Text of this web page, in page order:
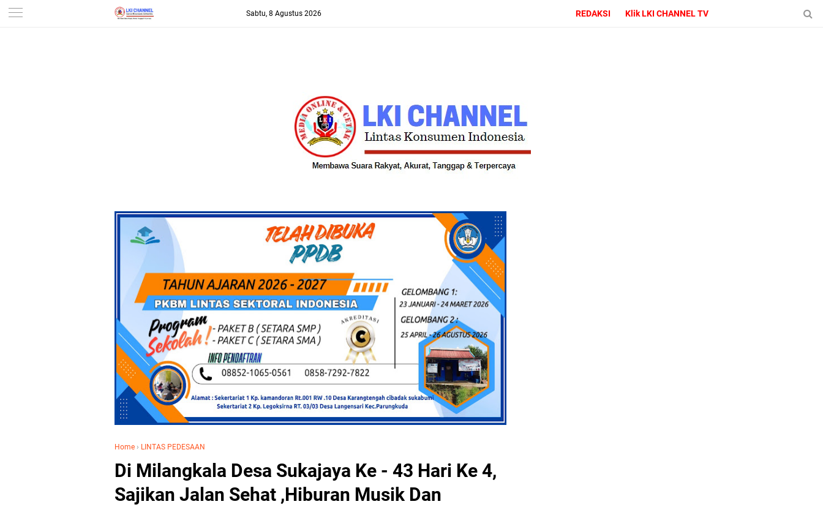
-->
Sabtu, 8 Agustus 2026 REDAKSI Klik LKI CHANNEL TV
Home › LINTAS PEDESAAN
Di Milangkala Desa Sukajaya Ke - 43 Hari Ke 4,
Sajikan Jalan Sehat ,Hiburan Musik Dan